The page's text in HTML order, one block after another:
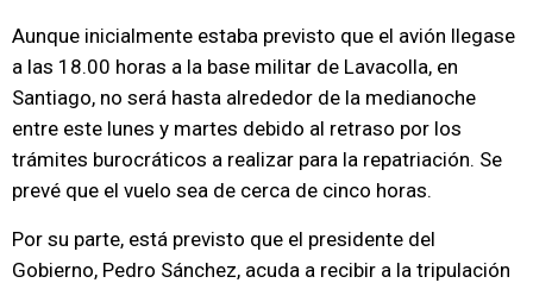
Aunque inicialmente estaba previsto que el avión llegase
a las 18.00 horas a la base militar de Lavacolla, en
Santiago, no será hasta alrededor de la medianoche
entre este lunes y martes debido al retraso por los
trámites burocráticos a realizar para la repatriación. Se
prevé que el vuelo sea de cerca de cinco horas.
Por su parte, está previsto que el presidente del
Gobierno, Pedro Sánchez, acuda a recibir a la tripulación